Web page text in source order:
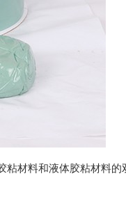
材料和液体胶粘材料的